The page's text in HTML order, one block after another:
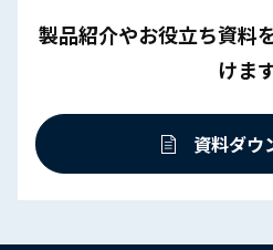
製品紹介やお役⽴ち資料
けま
資料ダウ